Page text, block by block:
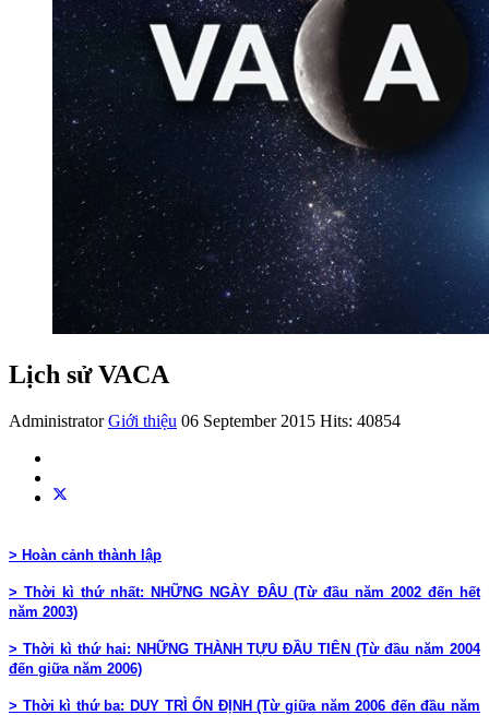
Lịch sử VACA
Administrator Giới thiệu 06 September 2015 Hits: 40854
> Hoàn cảnh thành lập
> Thời kì thứ nhất: NHỮNG NGÀY ĐÂU (Từ đầu năm 2002 đến hết
năm 2003)
> Thời kì thứ hai: NHỮNG THÀNH TỰU ĐẦU TIÊN (Từ đầu năm 2004
đến giữa năm 2006)
> Thời kì thứ ba: DUY TRÌ ỔN ĐỊNH (Từ giữa năm 2006 đến đầu năm